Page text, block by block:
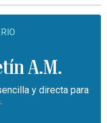
A.M.
y directa para